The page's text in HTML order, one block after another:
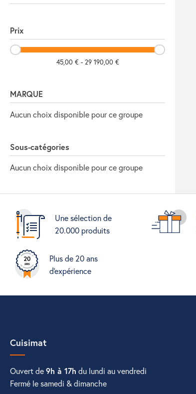
Prix
45,00 € - 29 190,00 €
MARQUE
Aucun choix disponible pour ce groupe
Sous-catégories
Aucun choix disponible pour ce groupe
Une sélection de
20.000 produits
Plus de 20 ans
d'expérience
Cuisimat
Ouvert de9h à 17h du lundi au vendredi
Fermé le samedi & dimanche